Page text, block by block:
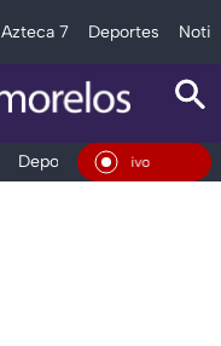
Azteca 7 Deportes
Deportes Espectáculos
En Vivo